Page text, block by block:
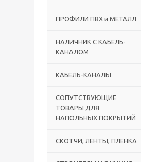
ПРОФИЛИ ПВХ и МЕТАЛЛ
НАЛИЧНИК С КАБЕЛЬ-
КАНАЛОМ
КАБЕЛЬ-КАНАЛЫ
СОПУТСТВУЮЩИЕ
ТОВАРЫ ДЛЯ
НАПОЛЬНЫХ ПОКРЫТИЙ
СКОТЧИ, ЛЕНТЫ, ПЛЕНКА